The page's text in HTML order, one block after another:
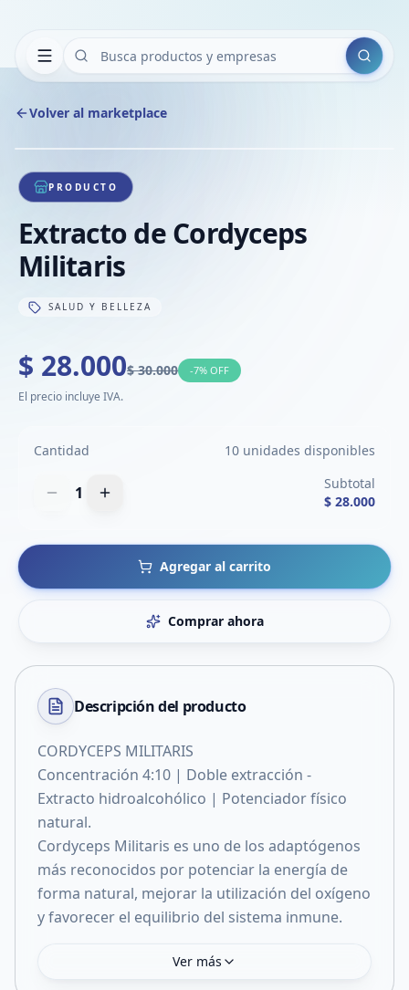
Buscar
Volver al marketplace
1/1
PRODUCTO
Extracto de Cordyceps
Militaris
SALUD Y BELLEZA
$ 28.000$ 30.000 -7% OFF
El precio incluye IVA.
Cantidad 10 unidades disponibles
1
Subtotal
$ 28.000
Agregar al carrito
Comprar ahora
Descripción del producto
CORDYCEPS MILITARIS
Concentración 4:10 | Doble extracción -
Extracto hidroalcohólico | Potenciador físico
natural.
Cordyceps Militaris es uno de los adaptógenos
más reconocidos por potenciar la energía de
forma natural, mejorar la utilización del oxígeno
y favorecer el equilibrio del sistema inmune.
Ver más